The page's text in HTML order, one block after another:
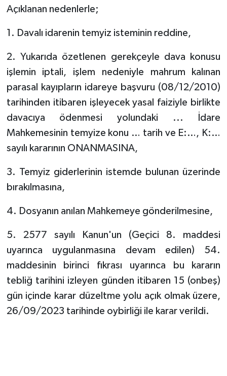
Açıklanan nedenlerle;
1. Davalı idarenin temyiz isteminin reddine,
2. Yukarıda özetlenen gerekçeyle dava konusu
işlemin iptali, işlem nedeniyle mahrum kalınan
parasal kayıpların idareye başvuru (08/12/2010)
tarihinden itibaren işleyecek yasal faiziyle birlikte
davacıya ödenmesi yolundaki ... İdare
Mahkemesinin temyize konu … tarih ve E:…, K:…
sayılı kararının ONANMASINA,
3. Temyiz giderlerinin istemde bulunan üzerinde
bırakılmasına,
4. Dosyanın anılan Mahkemeye gönderilmesine,
5. 2577 sayılı Kanun'un (Geçici 8. maddesi
uyarınca uygulanmasına devam edilen) 54.
maddesinin birinci fıkrası uyarınca bu kararın
tebliğ tarihini izleyen günden itibaren 15 (onbeş)
gün içinde karar düzeltme yolu açık olmak üzere,
26/09/2023 tarihinde oybirliği ile karar verildi.